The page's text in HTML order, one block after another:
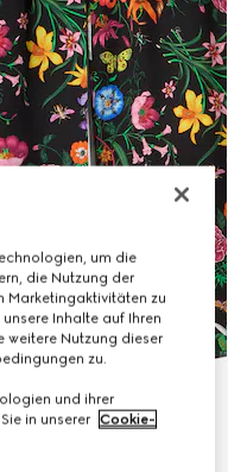
um die
die Nutzung der
Marketingaktivitäten zu
Inhalte auf Ihren
weitere Nutzung dieser
zu.
und ihrer
in unserer Cookie-